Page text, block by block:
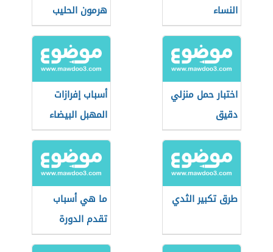
النساء
هرمون الحليب
اختبار حمل منزلي
دقيق
أسباب إفرازات
المهبل البيضاء
طرق تكبير الثدي
ما هي أسباب
تقدم الدورة
الشهرية